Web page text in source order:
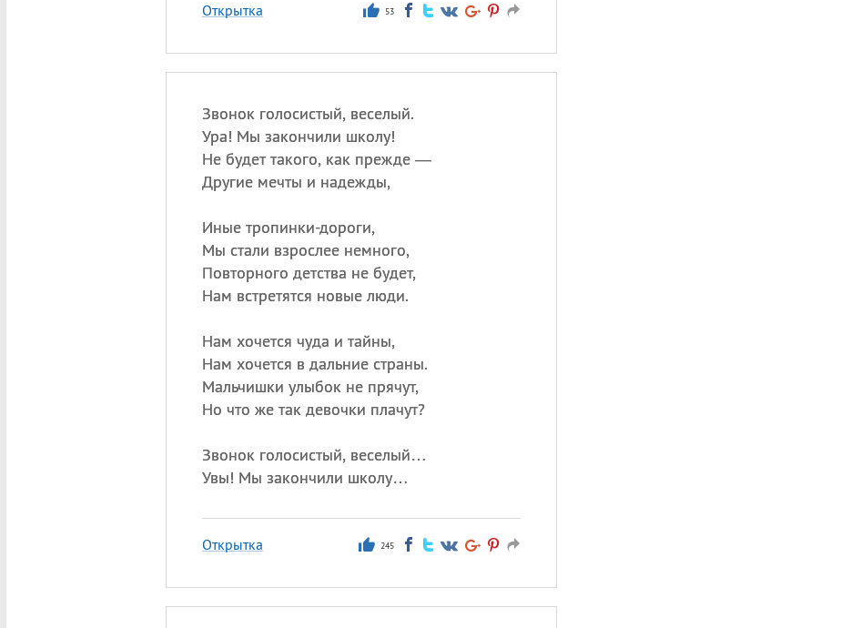
Открытка 53
Звонок голосистый, веселый.
Ура! Мы закончили школу!
Не будет такого, как прежде —
Другие мечты и надежды,
Иные тропинки-дороги,
Мы стали взрослее немного,
Повторного детства не будет,
Нам встретятся новые люди.
Нам хочется чуда и тайны,
Нам хочется в дальние страны.
Мальчишки улыбок не прячут,
Но что же так девочки плачут?
Звонок голосистый, веселый…
Увы! Мы закончили школу…
Открытка 245